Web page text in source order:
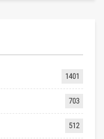
1401
703
512